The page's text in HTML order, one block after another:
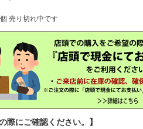
売り切れ中です
際にご確認ください。】